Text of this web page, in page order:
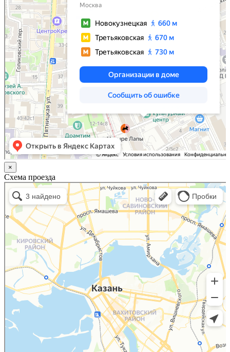
×
Схема проезда
Казань
Малый Татарский переулок, 8 на карте Москвы, ближайшее метро Новокузнецкая —
Яндекс.Карты